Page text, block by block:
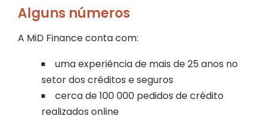
Alguns números
A MiD Finance conta com:
uma experiência de mais de 25 anos no
setor dos créditos e seguros
cerca de 100 000 pedidos de crédito
realizados online